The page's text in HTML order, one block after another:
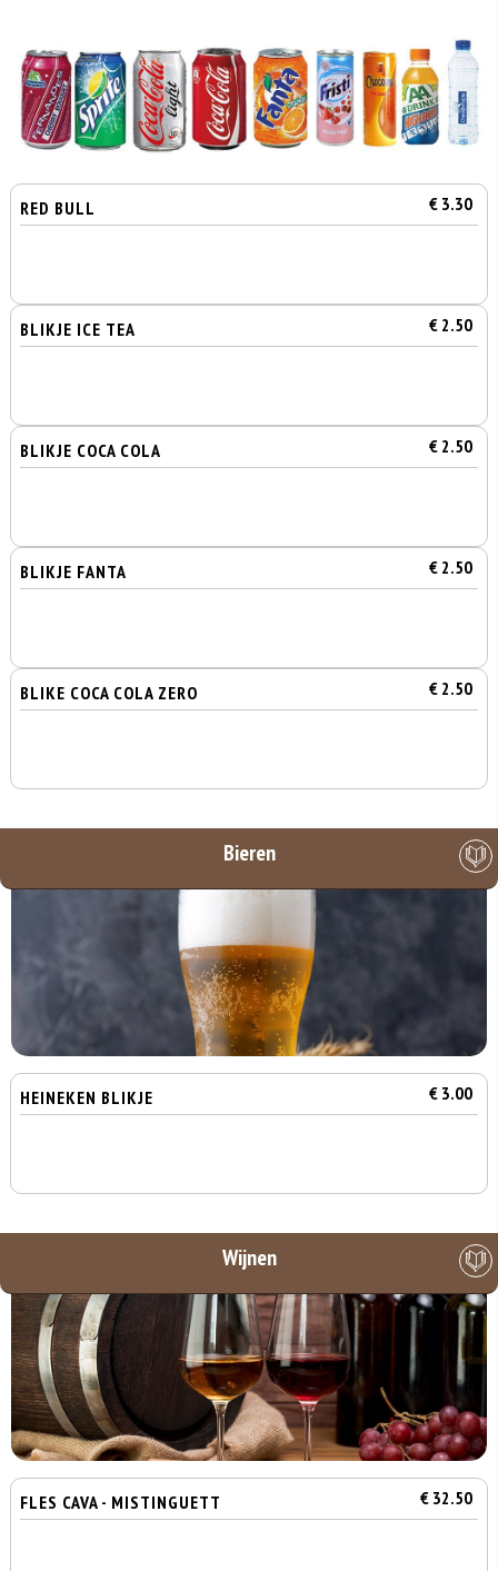
RED BULL € 3.30
BLIKJE ICE TEA € 2.50
BLIKJE COCA COLA € 2.50
BLIKJE FANTA € 2.50
BLIKE COCA COLA ZERO € 2.50
Bieren
HEINEKEN BLIKJE € 3.00
Wijnen
FLES CAVA - MISTINGUETT € 32.50